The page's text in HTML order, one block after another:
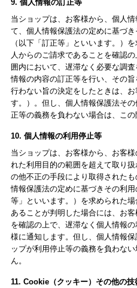
9. 個人情報の訂正等
当ショップは、お客様から、個人
て、個人情報保護法の定めに基づ
（以下「訂正等」といいます。）
人からのご請求であることを確認
囲内において、遅滞なく必要な調
情報の内容の訂正等を行い、その
行わない旨の決定をしたときは、
す。）。但し、個人情報保護法そ
正等の義務を負わない場合は、この
10. 個人情報の利用停止等
当ショップは、お客様から、お客
れた利用目的の範囲を超えて取り
の他不正の手段により取得された
情報保護法の定めに基づきその利
等」といいます。）を求められた
あることが判明した場合には、お
を確認の上で、遅滞なく個人情報
様に通知します。但し、個人情報
ップが利用停止等の義務を負わな
ん。
11. Cookie（クッキー）その他の技